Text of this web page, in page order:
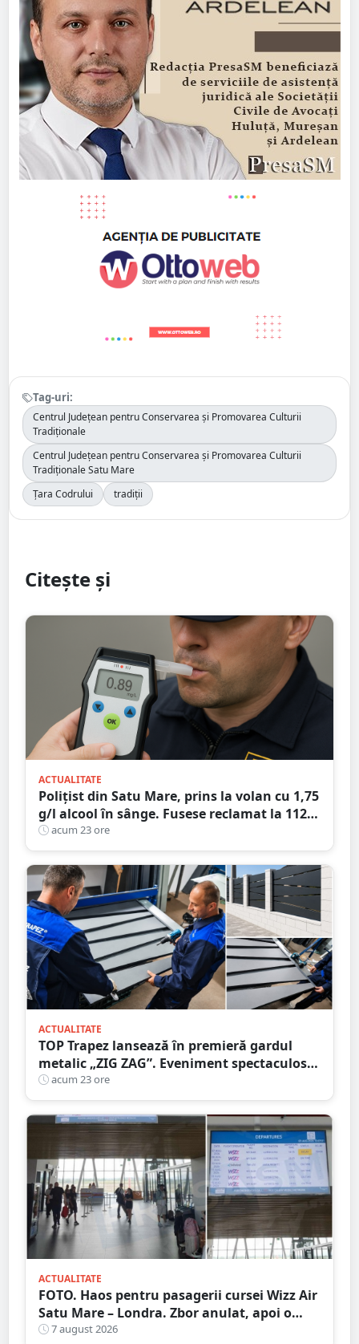
Tag-uri:
Centrul Județean pentru Conservarea și Promovarea Culturii
Tradiționale
Centrul Județean pentru Conservarea și Promovarea Culturii
Tradiționale Satu Mare
Țara Codrului
tradiții
Citește și
ACTUALITATE
Polițist din Satu Mare, prins la volan cu 1,75
g/l alcool în sânge. Fusese reclamat la 112
că circula pe contrasens
acum 23 ore
ACTUALITATE
TOP Trapez lansează în premieră gardul
metalic „ZIG ZAG”. Eveniment spectaculos
în Grădina Romei
acum 23 ore
ACTUALITATE
FOTO. Haos pentru pasagerii cursei Wizz Air
Satu Mare – Londra. Zbor anulat, apoi o
nouă întârziere. Fără explicații clare
7 august 2026